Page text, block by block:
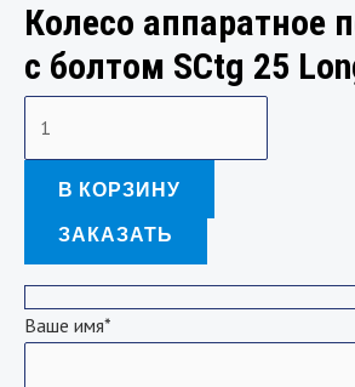
Колесо аппаратное
с болтом SCtg 25
болтом
SCtg
25
Longway
В КОРЗИНУ
ЗАКАЗАТЬ
Ваше имя*